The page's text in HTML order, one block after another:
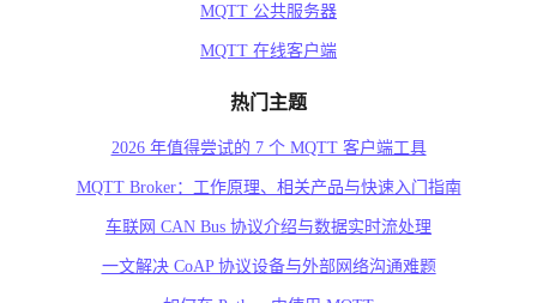
MQTT 公共服务器
MQTT 在线客户端
热门主题
2026 年值得尝试的 7 个 MQTT 客户端工具
MQTT Broker：工作原理、相关产品与快速入门指南
车联网 CAN Bus 协议介绍与数据实时流处理
一文解决 CoAP 协议设备与外部网络沟通难题